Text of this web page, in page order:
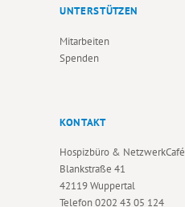
UNTERSTÜTZEN
Mitarbeiten
Spenden
KONTAKT
Hospizbüro & NetzwerkCafé
Blankstraße 41
42119 Wuppertal
Telefon0202 43 05 124